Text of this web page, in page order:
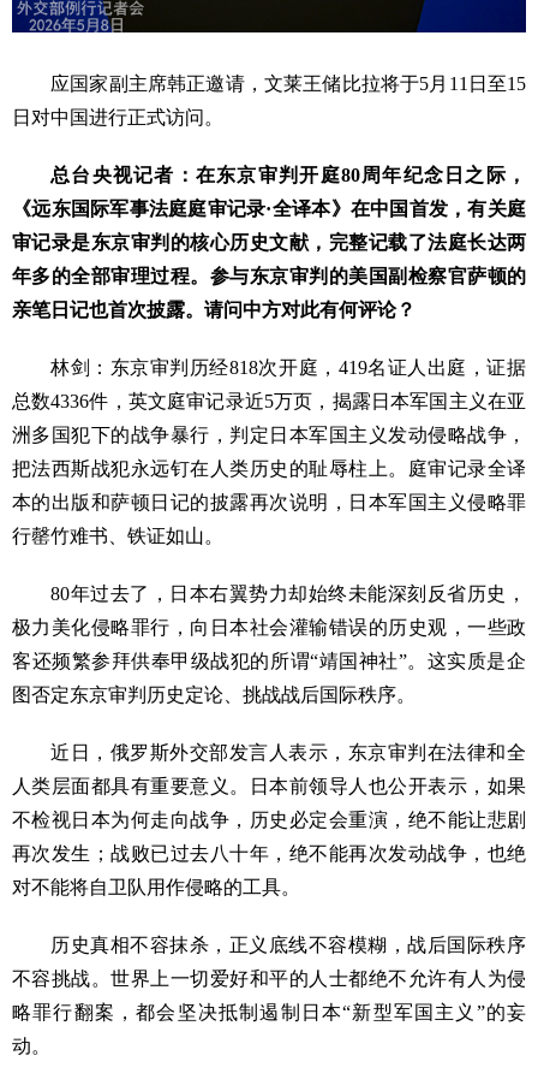
应国家副主席韩正邀请，文莱王储比拉将于5月11日至15
日对中国进行正式访问。
总台央视记者：在东京审判开庭80周年纪念日之际，
《远东国际军事法庭庭审记录·全译本》在中国首发，有关庭
审记录是东京审判的核心历史文献，完整记载了法庭长达两
年多的全部审理过程。参与东京审判的美国副检察官萨顿的
亲笔日记也首次披露。请问中方对此有何评论？
林剑：东京审判历经818次开庭，419名证人出庭，证据
总数4336件，英文庭审记录近5万页，揭露日本军国主义在亚
洲多国犯下的战争暴行，判定日本军国主义发动侵略战争，
把法西斯战犯永远钉在人类历史的耻辱柱上。庭审记录全译
本的出版和萨顿日记的披露再次说明，日本军国主义侵略罪
行罄竹难书、铁证如山。
80年过去了，日本右翼势力却始终未能深刻反省历史，
极力美化侵略罪行，向日本社会灌输错误的历史观，一些政
客还频繁参拜供奉甲级战犯的所谓“靖国神社”。这实质是企
图否定东京审判历史定论、挑战战后国际秩序。
近日，俄罗斯外交部发言人表示，东京审判在法律和全
人类层面都具有重要意义。日本前领导人也公开表示，如果
不检视日本为何走向战争，历史必定会重演，绝不能让悲剧
再次发生；战败已过去八十年，绝不能再次发动战争，也绝
对不能将自卫队用作侵略的工具。
历史真相不容抹杀，正义底线不容模糊，战后国际秩序
不容挑战。世界上一切爱好和平的人士都绝不允许有人为侵
略罪行翻案，都会坚决抵制遏制日本“新型军国主义”的妄
动。